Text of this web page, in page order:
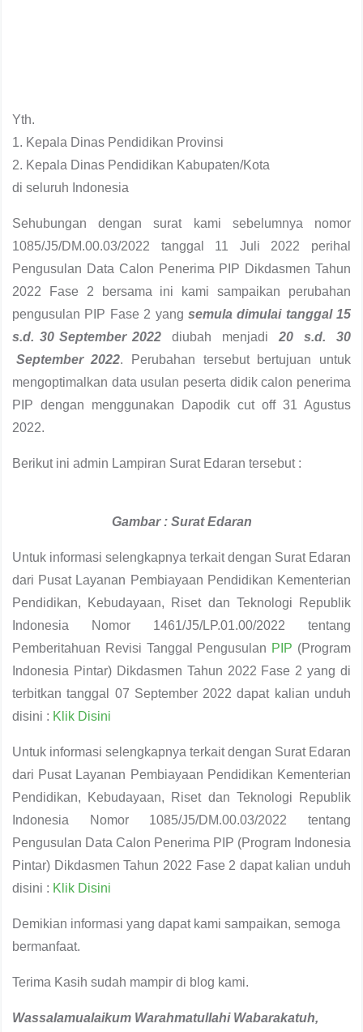
Yth.
1. Kepala Dinas Pendidikan Provinsi
2. Kepala Dinas Pendidikan Kabupaten/Kota
di seluruh Indonesia
Sehubungan dengan surat kami sebelumnya nomor
1085/J5/DM.00.03/2022 tanggal 11 Juli 2022 perihal
Pengusulan Data Calon Penerima PIP Dikdasmen Tahun
2022 Fase 2 bersama ini kami sampaikan perubahan
pengusulan PIP Fase 2 yang semula dimulai tanggal 15
s.d. 30 September 2022diubah menjadi 20 s.d. 30
September 2022. Perubahan tersebut bertujuan untuk
mengoptimalkan data usulan peserta didik calon penerima
PIP dengan menggunakan Dapodik cut off 31 Agustus
2022.
Berikut ini admin Lampiran Surat Edaran tersebut :
Gambar : Surat Edaran
Untuk informasi selengkapnya terkait dengan Surat Edaran
dari Pusat Layanan Pembiayaan Pendidikan Kementerian
Pendidikan, Kebudayaan, Riset dan Teknologi Republik
Indonesia Nomor 1461/J5/LP.01.00/2022 tentang
Pemberitahuan Revisi Tanggal Pengusulan PIP (Program
Indonesia Pintar) Dikdasmen Tahun 2022 Fase 2 yang di
terbitkan tanggal 07 September 2022 dapat kalian unduh
disini : Klik Disini
Untuk informasi selengkapnya terkait dengan Surat Edaran
dari Pusat Layanan Pembiayaan Pendidikan Kementerian
Pendidikan, Kebudayaan, Riset dan Teknologi Republik
Indonesia Nomor 1085/J5/DM.00.03/2022 tentang
Pengusulan Data Calon Penerima PIP (Program Indonesia
Pintar) Dikdasmen Tahun 2022 Fase 2 dapat kalian unduh
disini : Klik Disini
Demikian informasi yang dapat kami sampaikan, semoga
bermanfaat.
Terima Kasih sudah mampir di blog kami.
Wassalamualaikum Warahmatullahi Wabarakatuh,